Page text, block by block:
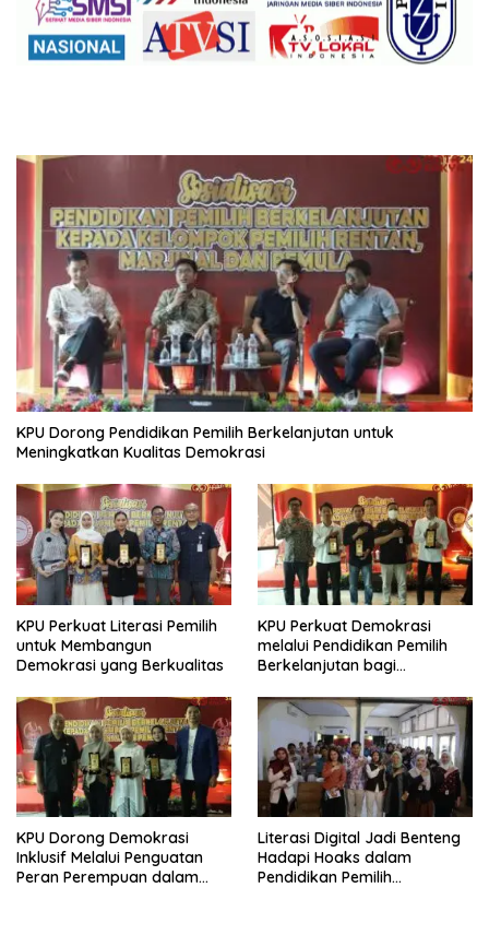
KPU Dorong Pendidikan Pemilih Berkelanjutan untuk
Meningkatkan Kualitas Demokrasi
KPU Perkuat Literasi Pemilih
untuk Membangun
Demokrasi yang Berkualitas
KPU Perkuat Demokrasi
melalui Pendidikan Pemilih
Berkelanjutan bagi
dan Pemula
KPU Dorong Demokrasi
Inklusif Melalui Penguatan
Peran Perempuan dalam
Literasi Digital Jadi Benteng
Hadapi Hoaks dalam
Pendidikan Pemilih